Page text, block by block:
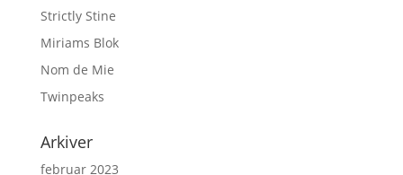
Strictly Stine
Miriams Blok
Nom de Mie
Twinpeaks
Arkiver
februar 2023